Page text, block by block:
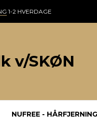
1-2 HVERDAGE
v/SKØN
NUFREE -